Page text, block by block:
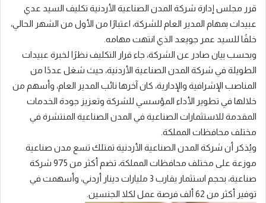
قرر مجلس إدارة شركة المدن الصناعية الأردنية تكليف السيد عدي
عبيدات بمهام المدير العام للشركة، اعتبارًا من الأول من الشهر الحالي،
خلفًا للسيد عمر جويعد الذي انتهت مهامه.
وبحسب بيان صادر عن الشركة، جاء قرار التكليف نظرًا لخبرة عبيدات
الطويلة في شركة المدن الصناعية الأردنية، حيث شغل عددًا من
المناصب الإشرافية والإدارية، كان آخرها نائب المدير العام، وأسهم من
خلالها في تطوير الأداء المؤسسي للشركة وتعزيز جودة الخدمات
المقدمة للاستثمارات الصناعية في المدن الصناعية المنتشرة في
مختلف محافظات المملكة.
ويُذكر أن شركة المدن الصناعية الأردنية تمتلك تسع مدن صناعية
موزعة على مختلف محافظات المملكة، تضم أكثر من 975 شركة
صناعية، بحجم استثمار يقارب 3 مليارات دينار أردني، وأسهمت في
توفير أكثر من 62 ألف فرصة عمل لكلا الجنسين.